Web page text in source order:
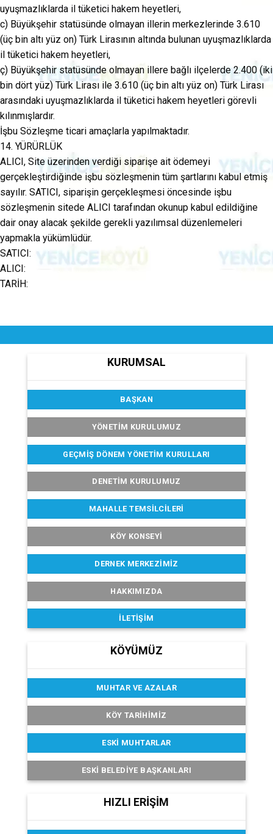
uyuşmazlıklarda il tüketici hakem heyetleri,
c) Büyükşehir statüsünde olmayan illerin merkezlerinde 3.610
(üç bin altı yüz on) Türk Lirasının altında bulunan uyuşmazlıklarda
il tüketici hakem heyetleri,
ç) Büyükşehir statüsünde olmayan illere bağlı ilçelerde 2.400 (iki
bin dört yüz) Türk Lirası ile 3.610 (üç bin altı yüz on) Türk Lirası
arasındaki uyuşmazlıklarda il tüketici hakem heyetleri görevli
kılınmışlardır.
İşbu Sözleşme ticari amaçlarla yapılmaktadır.
14. YÜRÜRLÜK
ALICI, Site üzerinden verdiği siparişe ait ödemeyi
gerçekleştirdiğinde işbu sözleşmenin tüm şartlarını kabul etmiş
sayılır. SATICI, siparişin gerçekleşmesi öncesinde işbu
sözleşmenin sitede ALICI tarafından okunup kabul edildiğine
dair onay alacak şekilde gerekli yazılımsal düzenlemeleri
yapmakla yükümlüdür.
SATICI:
ALICI:
TARİH:
KURUMSAL
BAŞKAN
YÖNETİM KURULUMUZ
GEÇMIŞ DÖNEM YÖNETIM KURULLARI
DENETIM KURULUMUZ
MAHALLE TEMSILCILERI
KÖY KONSEYI
DERNEK MERKEZIMIZ
HAKKIMIZDA
İLETIŞIM
KÖYÜMÜZ
MUHTAR VE AZALAR
KÖY TARIHIMIZ
ESKI MUHTARLAR
ESKI BELEDIYE BAŞKANLARI
HIZLI ERİŞİM